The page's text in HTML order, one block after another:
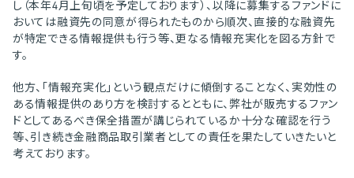
し（本年4月上旬頃を予定しております）、以降に募集するファンドに
おいては融資先の同意が得られたものから順次、直接的な融資先
が特定できる情報提供も行う等、更なる情報充実化を図る方針で
す。
他方、「情報充実化」という観点だけに傾倒することなく、実効性の
ある情報提供のあり方を検討するとともに、弊社が販売するファン
ドとしてあるべき保全措置が講じられているか十分な確認を行う
等、引き続き金融商品取引業者としての責任を果たしていきたいと
考えております。